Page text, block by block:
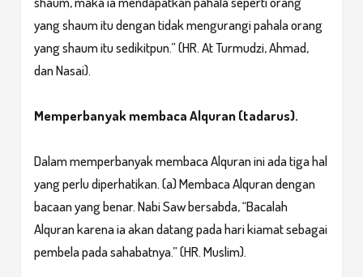
yang shaum itu dengan tidak mengurangi pahala orang
yang shaum itu sedikitpun.” (HR. At Turmudzi, Ahmad,
dan Nasai).
Memperbanyak membaca Alquran (tadarus).
Dalam memperbanyak membaca Alquran ini ada tiga hal
yang perlu diperhatikan. (a) Membaca Alquran dengan
bacaan yang benar. Nabi Saw bersabda, “Bacalah
Alquran karena ia akan datang pada hari kiamat sebagai
pembela pada sahabatnya.” (HR. Muslim).